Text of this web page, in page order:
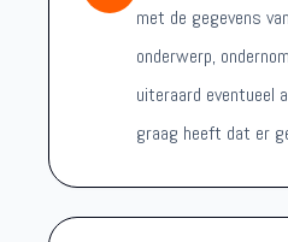
met de gegevens
onderwerp,
uiteraard eventueel
graag heeft dat er